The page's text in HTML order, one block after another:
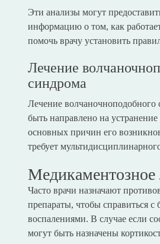
Эти анализы могут
информацию о том, как
помочь врачу установить
Лечение
синдрома
Лечение волчаночноподобного
быть направлено на
основных причин его
требует
Медикаментозное
Часто врачи назначают
препараты, чтобы справиться с
воспалениями. В случае если
могут быть назначены